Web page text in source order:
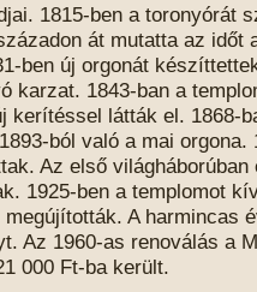
1815-ben a toronyórát
át mutatta az időt
ben új orgonát
karzat. 1843-ban a
kerítéssel látták el. 1868-
ból való a mai orgona.
Az első világháborúban
1925-ben a templomot
A harmincas
Az 1960-as renoválás a
000 Ft-ba került.